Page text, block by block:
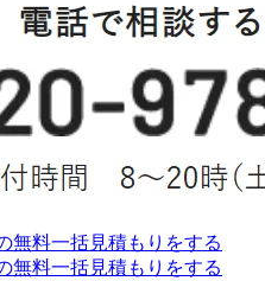
無料一括見積もりをする
無料一括見積もりをする